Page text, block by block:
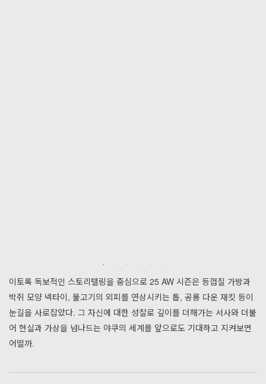
이토록 독보적인 스토리텔링을 중심으로 25 AW 시즌은 등껍질 가방과
박쥐 모양 넥타이, 물고기의 외피를 연상시키는 톱, 공룡 다운 재킷 등이
눈길을 사로잡았다. 그 자신에 대한 성찰로 깊이를 더해가는 서사와 더불
어 현실과 가상을 넘나드는 야쿠의 세계를 앞으로도 기대하고 지켜보면
어떨까.